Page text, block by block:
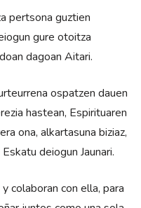
guztien
gure otoitza
dagoan Aitari.
ospatzen dauen
hastean, Espirituaren
ona, alkartasuna biziaz,
deiogun Jaunari.
colaboran con ella, para